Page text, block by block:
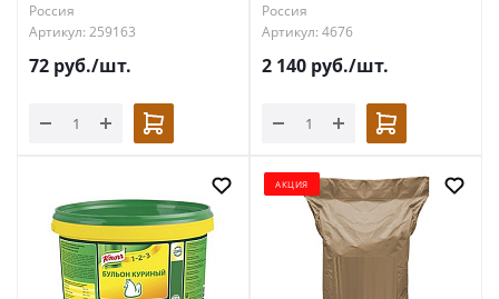
Россия
Артикул: 259163
72 руб./шт.
Россия
Артикул: 4676
2 140 руб./шт.
АКЦИЯ